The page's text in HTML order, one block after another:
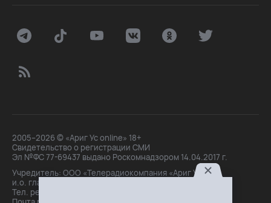
2005–2026 © «Ариг Ус online» 18+
Свидетельство о регистрации СМИ
Эл №ФС 77-69437 выдано Роскомнадзором 14.04.2017 г.
Учредитель: ООО «Телерадиокомпания «Ариг Ус»,
и.о. главного редактора: Маханова О.Б.
Тел. peдakции: +7(3012)21-30-14,